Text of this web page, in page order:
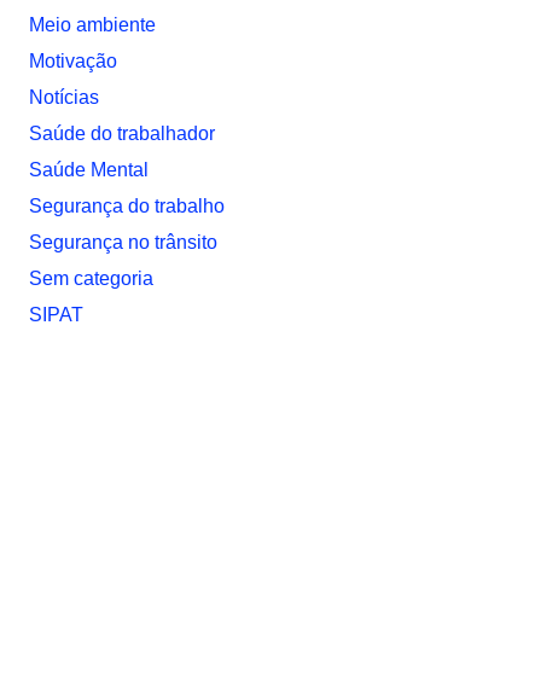
Meio ambiente
Motivação
Notí­cias
Saúde do trabalhador
Saúde Mental
Segurança do trabalho
Segurança no trânsito
Sem categoria
SIPAT